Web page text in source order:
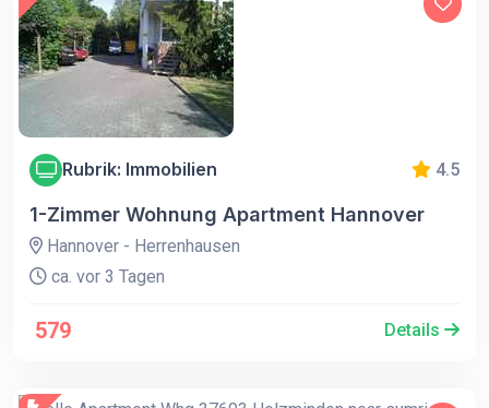
Rubrik: Immobilien 4.5
1-Zimmer Wohnung Apartment Hannover
Hannover - Herrenhausen
ca. vor 3 Tagen
579 Details